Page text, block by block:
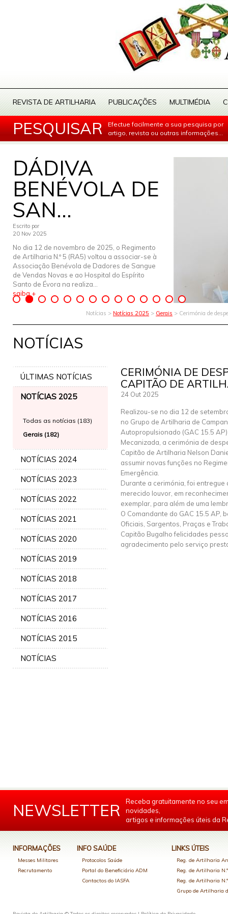
REVISTA DE ARTILHARIA PUBLICAÇÕES MULTIMÉDIA
PESQUISAR
Efectue facilmente a sua pesquisa por
artigo, revista ou outras informações...
DÁDIVA
BENÉVOLA DE
SAN...
Escrito por
20 Nov 2025
No dia 12 de novembro de 2025, o Regimento
de Artilharia N.º 5 (RA5) voltou a associar-se à
Associação Benévola de Dadores de Sangue
de Vendas Novas e ao Hospital do Espírito
Santo de Évora na realiza...
saiba +
Notícias > Notícias 2025 > Gerais > Cerimónia de
NOTÍCIAS
ÚLTIMAS NOTÍCIAS
NOTÍCIAS 2025
Todas as notícias (183)
Gerais (182)
NOTÍCIAS 2024
NOTÍCIAS 2023
NOTÍCIAS 2022
NOTÍCIAS 2021
NOTÍCIAS 2020
NOTÍCIAS 2019
NOTÍCIAS 2018
NOTÍCIAS 2017
NOTÍCIAS 2016
NOTÍCIAS 2015
NOTÍCIAS
CERIMÓNIA DE
CAPITÃO DE
24 Out 2025
Realizou-se no dia 12 de
no Grupo de Artilharia de
Autopropulsionado (GAC 15.5
Mecanizada, a cerimónia de
Capitão de Artilharia Nelson
assumir novas funções no
Emergência.
Durante a cerimónia, foi entregue
merecido louvor, em
exemplar, para além de uma
O Comandante do GAC 15.5 AP,
Oficiais, Sargentos, Praças e
Capitão Bugalho felicidades
agradecimento pelo serviço
NEWSLETTER
Receba gratuitamente no seu
novidades,
artigos e informações úteis da
INFORMAÇÕES
Messes Militares
Recrutamento
INFO SAÚDE
Protocolos Saúde
Portal do Beneficiário ADM
Contactos do IASFA
LINKS ÚTEIS
Reg. de Artilharia
Reg. de Artilharia
Reg. de Artilharia
Grupo de Artilharia